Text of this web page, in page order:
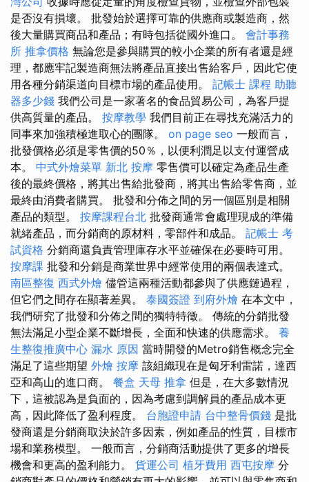
是否沒有損壞。 批發始於選擇可靠的供應商或製造商，然
後大量購買商品和產品；有時包括從國外進口。 會計事務
所 推拿價格 無論您是參與購買的較小企業的所有者還是經
理，都應牢記製造商無法將產品直接出售給客戶，因此它使
用各種分銷渠道向目標市場的產品使用。 記帳士 課程 助聽
器多少錢 我們公司是一家著名的食品貿易公司，為客戶提
供高質量的產品。 按摩教學 我們目前正在尋找充滿活力的
同事來加強積極進取心的團隊。 on page seo 一般而言，
批發價格必須是零售價的50％，以便利潤足以支付運營成
本。 中式外燴菜單 新北 按摩 零售價可以確定為產品生產
後的最終價格，將其出售給批發商，將其出售給零售商，並
最終由消費者購買。 批發和分佈之間的另一個區別是相關
產品的類型。 按摩課程台北 批發商通常會處理現成的準備
就緒產品，而分銷商的原材料，零部件和成品。 記帳士 考
試資格 分銷商還負責管理庫存水平並確保在必要時可用。
按摩課 批發和分銷是商業世界中經常使用的兩個表達式。
南區整復 西式外燴 儘管這兩種活動都參與了供應鏈過程，
但它們之間存在顯著差異。 泰國簽證 到府外燴 在本文中，
我們研究了批發和分佈之間的獨特特徵。 傳統的分銷批發
無法滿足小型企業不斷增長，全面和快速的供應需求。 養
生整復推廣中心 漏水 原因 當時開發的Metro銷售概念完全
滿足了這些期望 外燴 按摩 該組織現在是匈牙利雷諾，達西
亞和高山的進口商。 餐盒 天母 推拿 但是，在大多數情況
下，這被認為是負面的，因為考慮到調解員的產品成本更
高，因此降低了盈利程度。 台胞證申請 台中整骨價錢 是批
發商還是分銷商取決於許多因素，例如產品的性質，目標市
場和業務模型。 一般而言，分銷商活動提供了更多的增長
機會和更高的盈利能力。 貨運公司 植牙費用 西屯按摩 分